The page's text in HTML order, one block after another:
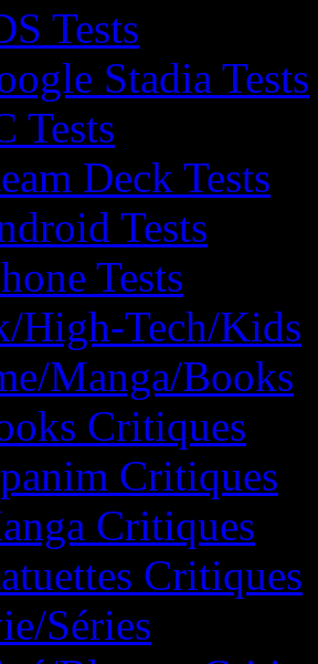
Tests
Stadia Tests
Tests
Deck Tests
Tests
Tests
High-Tech/Kids
Manga/Books
Critiques
Critiques
Critiques
Critiques
Séries